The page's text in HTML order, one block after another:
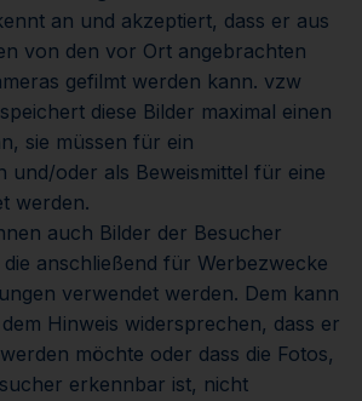
an und akzeptiert, dass er aus
von den vor Ort angebrachten
gefilmt werden kann. vzw
diese Bilder maximal einen
sie müssen für ein
und/oder als Beweismittel für eine
werden.
auch Bilder der Besucher
anschließend für Werbezwecke
verwendet werden. Dem kann
Hinweis widersprechen, dass er
möchte oder dass die Fotos,
erkennbar ist, nicht